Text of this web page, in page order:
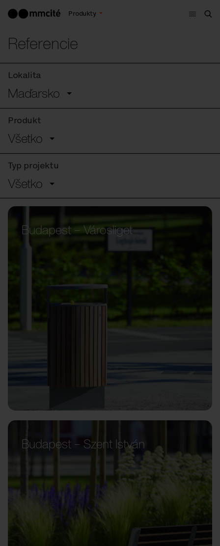
Produkty
Menu
Referencie
Lokalita
Maďarsko
Produkt
Všetko
Typ projektu
Všetko
Budapest – Városliget
Budapest – Szent István